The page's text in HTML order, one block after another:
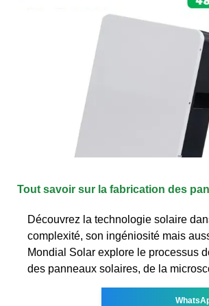
Tout savoir sur la fabrication des
Découvrez la technologie solaire
complexité, son ingéniosité mais
Mondial Solar explore le processus
des panneaux solaires, de la